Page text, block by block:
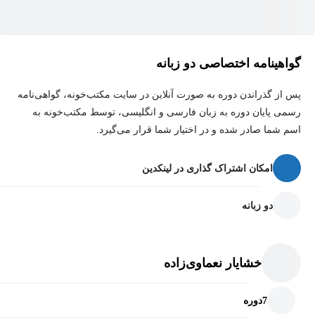
کنترل‌گری و نگرانی‌های بی‌پایان، با آرامش بیشتری در رابطه حضور
آموزش مهارت‌هایی است که به شما کمک می‌کنند با وجود ابهام‌های
طبیعی هر رابطه، احساس امنیت، آرامش و ثبات روانی بیشتری را
تجربه کنید.
گواهینامه اختصاصی دو زبانه
پس از گذراندن دوره به صورت آنلاین در سایت مکتب‌خونه، گواهی‌نامه
رسمی پایان دوره به زبان فارسی و انگلیسی، توسط مکتب‌خونه به
اسم شما صادر شده و در اختیار شما قرار می‌گیرد.
امکان اشتراک گذاری در لینکدین
دو زبانه
خشایار نعماوی‌زاده
7دوره